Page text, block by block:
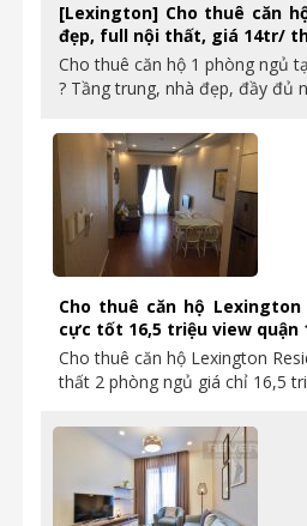
[Lexington] Cho thuê căn
đẹp, full nội thất, giá 14tr/
Cho thuê căn hộ 1 phòng ngủ
? Tầng trung, nhà đẹp, đầy đủ
Cho thuê căn hộ Lexington
cực tốt 16,5 triệu view quận
Cho thuê căn hộ Lexington
thất 2 phòng ngủ giá chỉ 16,5